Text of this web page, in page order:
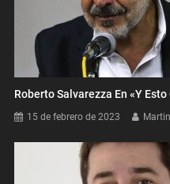
Roberto Salvarezza En «Y
15 de febrero de 2023